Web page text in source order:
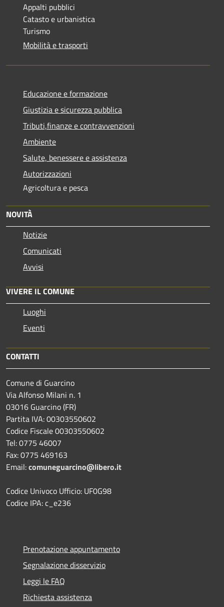
Appalti pubblici
Catasto e urbanistica
Turismo
Mobilità e trasporti
Educazione e formazione
Giustizia e sicurezza pubblica
Tributi,finanze e contravvenzioni
Ambiente
Salute, benessere e assistenza
Autorizzazioni
Agricoltura e pesca
NOVITÀ
Notizie
Comunicati
Avvisi
VIVERE IL COMUNE
Luoghi
Eventi
CONTATTI
Comune di Guarcino
Via Alfonso Milani n. 1
03016 Guarcino (FR)
Partita IVA: 00303550602
Codice Fiscale 00303550602
Tel: 0775 46007
Fax: 0775 469163
Email:comuneguarcino@libero.it
Codice Univoco Ufficio: UF0G98
Codice IPA: c_e236
Prenotazione appuntamento
Segnalazione disservizio
Leggi le FAQ
Richiesta assistenza